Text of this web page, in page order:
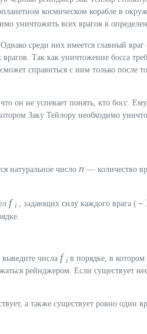
космическом корабле в
уничтожить всех врагов в
среди них имеется главный
Так как уничтожение босса
справиться с ним только после
он не успевает понять, кто босс.
Заку Тейлору необходимо
натуральное число n — количество
f i , задающих силу каждого врага ( -
числа f i в порядке, в котором
рейнджером. Если существует
а также существует ровно один